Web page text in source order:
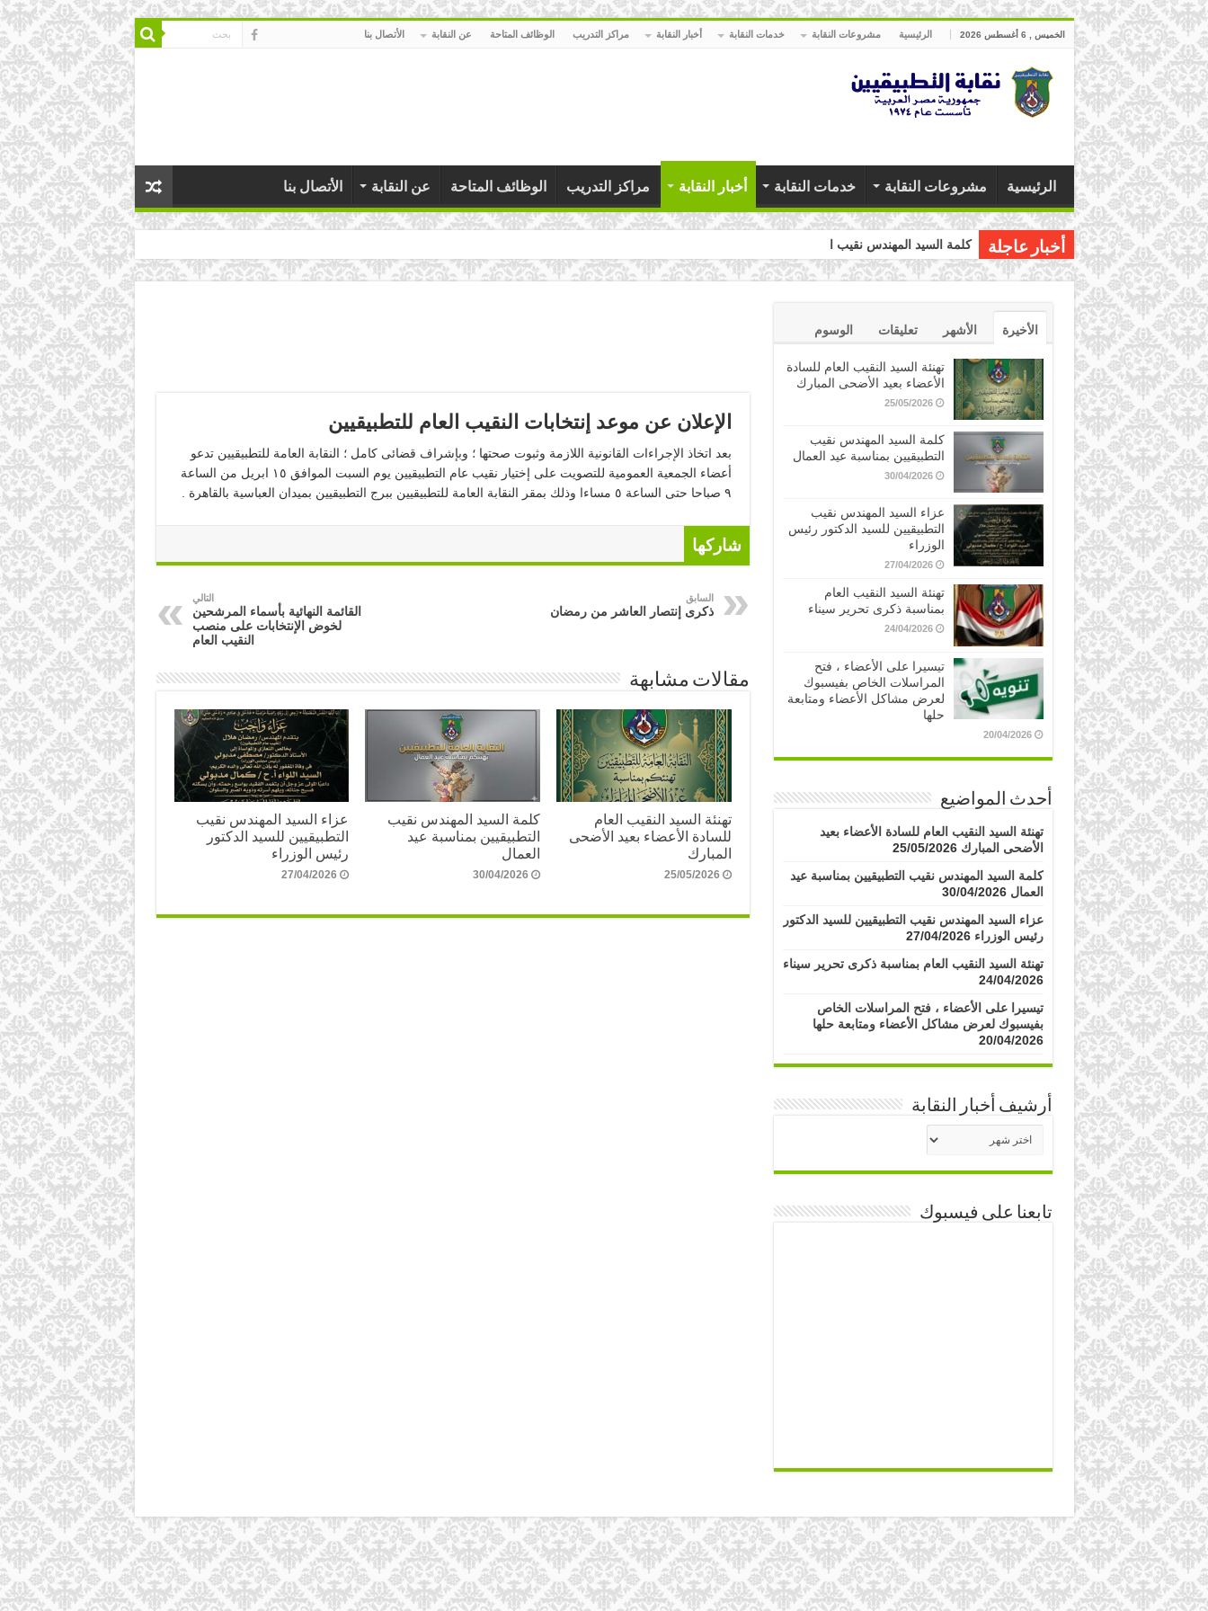
الخميس , 6 أغسطس 2026 الرئيسية مشروعات النقابة خدمات النقابة أخبار النقابة مراكز التدريب الوظائف المتاحة عن النقابة الأتصال بنا
الرئيسية مشروعات النقابة خدمات النقابة أخبار النقابة مراكز التدريب الوظائف المتاحة عن النقابة الأتصال بنا
أخبار عاجلة كلمة السيد المهندس نقيب التطبيقيين ب
الإعلان عن موعد إنتخابات النقيب العام للتطبيقيين
بعد اتخاذ الإجراءات القانونية اللازمة وثبوت صحتها ؛ وبإشراف قضائى كامل ؛ النقابة العامة للتطبيقيين تدعو
أعضاء الجمعية العمومية للتصويت على إختيار نقيب عام التطبيقيين يوم السبت الموافق ١٥ ابريل من الساعة
٩ صباحا حتى الساعة ٥ مساءا وذلك بمقر النقابة العامة للتطبيقيين ببرج التطبيقيين بميدان العباسية بالقاهرة .
شاركها
السابق
ذكرى إنتصار العاشر من رمضان
التالي
القائمة النهائية بأسماء المرشحين
لخوض الإنتخابات على منصب
النقيب العام
مقالات مشابهة
تهنئة السيد النقيب العام
للسادة الأعضاء بعيد الأضحى
المبارك
25/05/2026
كلمة السيد المهندس نقيب
التطبيقيين بمناسبة عيد
العمال
30/04/2026
عزاء السيد المهندس نقيب
التطبيقيين للسيد الدكتور
رئيس الوزراء
27/04/2026
الأخيرة الأشهر تعليقات الوسوم
تهنئة السيد النقيب العام للسادة
الأعضاء بعيد الأضحى المبارك
25/05/2026
كلمة السيد المهندس نقيب
التطبيقيين بمناسبة عيد العمال
30/04/2026
عزاء السيد المهندس نقيب
التطبيقيين للسيد الدكتور رئيس
الوزراء
27/04/2026
تهنئة السيد النقيب العام
بمناسبة ذكرى تحرير سيناء
24/04/2026
تيسيرا على الأعضاء ، فتح
المراسلات الخاص بفيسبوك
لعرض مشاكل الأعضاء ومتابعة
حلها
20/04/2026
أحدث المواضيع
تهنئة السيد النقيب العام للسادة الأعضاء بعيد
الأضحى المبارك 25/05/2026
كلمة السيد المهندس نقيب التطبيقيين بمناسبة عيد
العمال 30/04/2026
عزاء السيد المهندس نقيب التطبيقيين للسيد الدكتور
رئيس الوزراء 27/04/2026
تهنئة السيد النقيب العام بمناسبة ذكرى تحرير سيناء
24/04/2026
تيسيرا على الأعضاء ، فتح المراسلات الخاص
بفيسبوك لعرض مشاكل الأعضاء ومتابعة حلها
20/04/2026
أرشيف أخبار النقابة
أرشيف
أخبار
تابعنا على فيسبوك